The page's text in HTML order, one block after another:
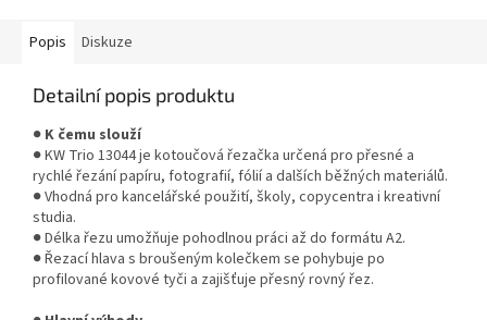
Popis Diskuze
Detailní popis produktu
● K čemu slouží
● KW Trio 13044 je kotoučová řezačka určená pro přesné a
rychlé řezání papíru, fotografií, fólií a dalších běžných materiálů.
● Vhodná pro kancelářské použití, školy, copycentra i kreativní
studia.
● Délka řezu umožňuje pohodlnou práci až do formátu A2.
● Řezací hlava s broušeným kolečkem se pohybuje po
profilované kovové tyči a zajišťuje přesný rovný řez.